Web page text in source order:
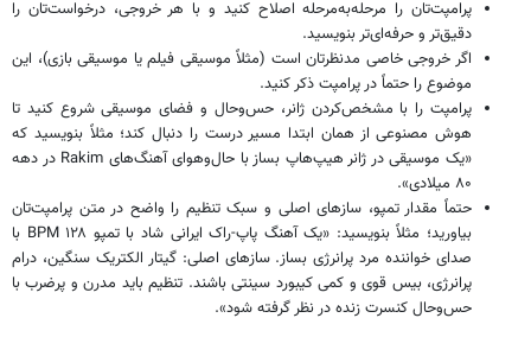
پرامپت‌تان را مرحله‌به‌مرحله اصلاح کنید و با هر خروجی، درخواست‌تان را
دقیق‌تر و حرفه‌ای‌تر بنویسید.
اگر خروجی خاصی مدنظرتان است (مثلاً موسیقی فیلم یا موسیقی بازی)، این
موضوع را حتماً در پرامپت ذکر کنید.
پرامپت را با مشخص‌کردن ژانر، حس‌وحال و فضای موسیقی شروع کنید تا
هوش مصنوعی از همان ابتدا مسیر درست را دنبال کند؛ مثلاً بنویسید که
«یک موسیقی در ژانر هیپ‌هاپ بساز با حال‌وهوای آهنگ‌های Rakim در دهه
۸۰ میلادی».
حتماً مقدار تمپو، سازهای اصلی و سبک تنظیم را واضح در متن پرامپت‌تان
بیاورید؛ مثلاً بنویسید: «یک آهنگ پاپ-راک ایرانی شاد با تمپو ۱۲۸ BPM با
صدای خواننده مرد پرانرژی بساز. سازهای اصلی: گیتار الکتریک سنگین، درام
پرانرژی، بیس قوی و کمی کیبورد سینتی باشند. تنظیم باید مدرن و پرضرب با
حس‌وحال کنسرت زنده در نظر گرفته شود».